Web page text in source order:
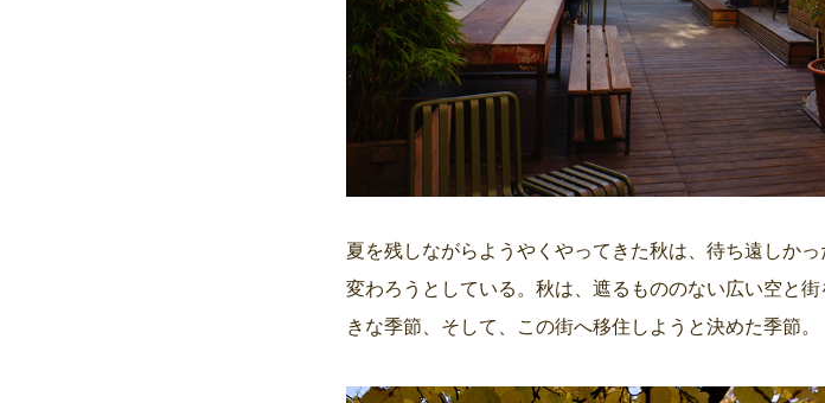
夏を残しながらようやくやってきた秋は、待ち遠しか
変わろうとしている。秋は、遮るもののない広い空と
きな季節、そして、この街へ移住しようと決めた季節。